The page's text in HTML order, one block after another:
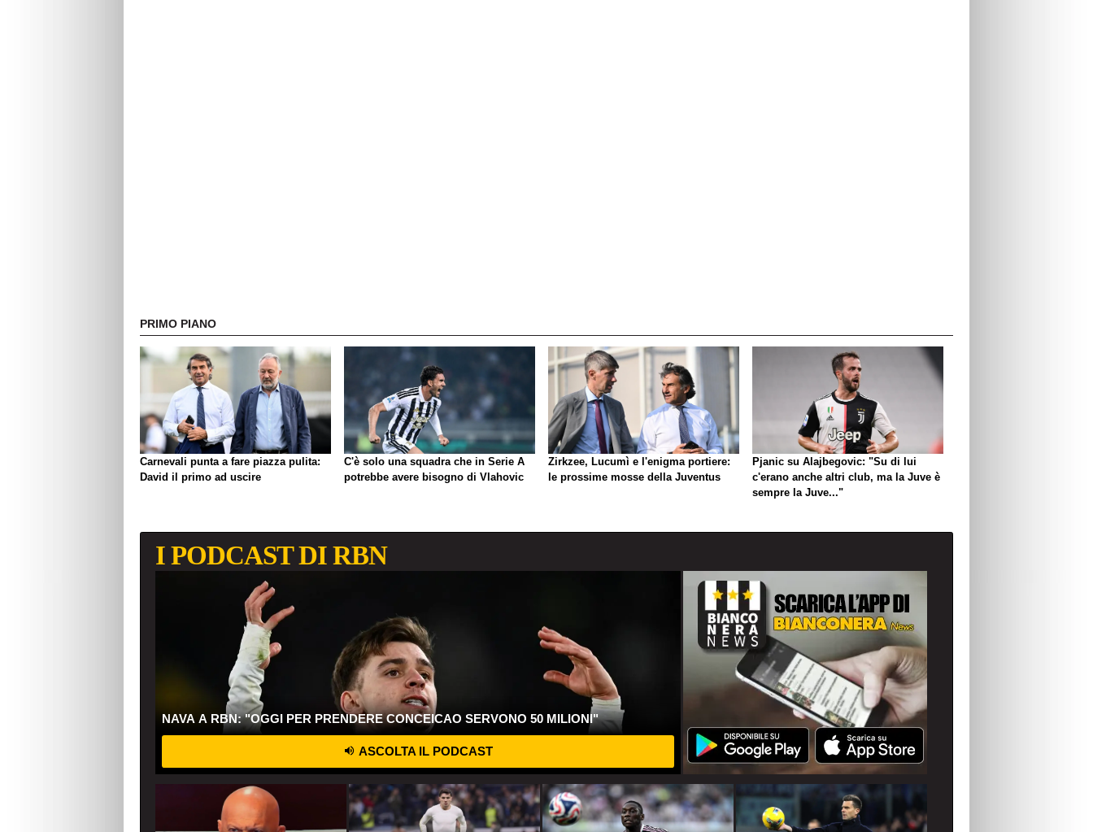
PRIMO PIANO
Carnevali punta a fare piazza pulita:
David il primo ad uscire
C'è solo una squadra che in Serie A
potrebbe avere bisogno di Vlahovic
Zirkzee, Lucumì e l'enigma portiere:
le prossime mosse della Juventus
Pjanic su Alajbegovic: "Su di lui
c'erano anche altri club, ma la Juve è
sempre la Juve..."
I PODCAST DI RBN
NAVA A RBN: "OGGI PER PRENDERE CONCEICAO SERVONO 50 MILIONI"
ASCOLTA IL PODCAST